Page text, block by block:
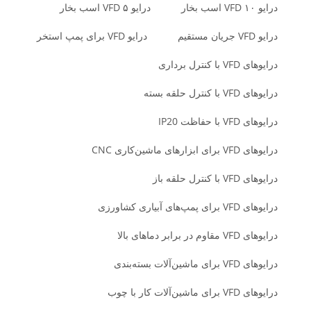
درایو VFD ۱۰ اسب بخار درایو VFD ۵ اسب بخار
درایو VFD جریان مستقیم درایو VFD برای پمپ استخر
درایوهای VFD با کنترل برداری
درایوهای VFD با کنترل حلقه بسته
درایوهای VFD با حفاظت IP20
درایوهای VFD برای ابزارهای ماشین‌کاری CNC
درایوهای VFD با کنترل حلقه باز
درایوهای VFD برای پمپ‌های آبیاری کشاورزی
درایوهای VFD مقاوم در برابر دماهای بالا
درایوهای VFD برای ماشین‌آلات بسته‌بندی
درایوهای VFD برای ماشین‌آلات کار با چوب